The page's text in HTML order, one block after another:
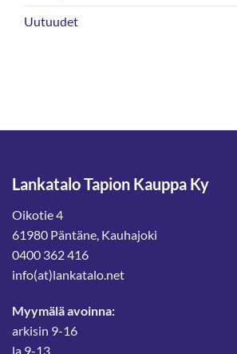
Uutuudet
Lankatalo Tapion Kauppa Ky
Oikotie 4
61980 Päntäne, Kauhajoki
0400 362 416
info(at)lankatalo.net
Myymälä avoinna:
arkisin 9-16
la 9-13